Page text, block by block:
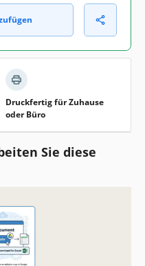
Druckfertig für Zuhause
oder Büro
Sie diese